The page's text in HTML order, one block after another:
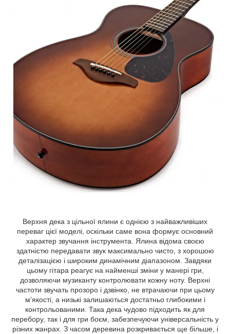
Верхня дека з цільної ялини є однією з найважливіших
переваг цієї моделі, оскільки саме вона формує основний
характер звучання інструмента. Ялина відома своєю
здатністю передавати звук максимально чисто, з хорошою
деталізацією і широким динамічним діапазоном. Завдяки
цьому гітара реагує на найменші зміни у манері гри,
дозволяючи музиканту контролювати кожну ноту. Верхні
частоти звучать прозоро і дзвінко, не втрачаючи при цьому
м’якості, а низькі залишаються достатньо глибокими і
контрольованими. Така дека чудово підходить як для
перебору, так і для гри боєм, забезпечуючи універсальність у
різних жанрах. З часом деревина розкривається ще більше, і